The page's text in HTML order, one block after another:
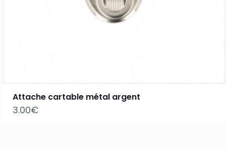
Attache cartable métal argent
3.00€